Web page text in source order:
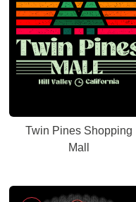
Twin Pines Shopping
Mall